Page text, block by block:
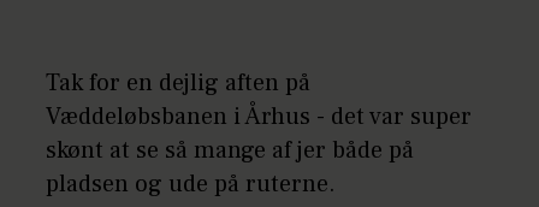
Tak for en dejlig aften på
Væddeløbsbanen i Århus - det var super
skønt at se så mange af jer både på
pladsen og ude på ruterne.